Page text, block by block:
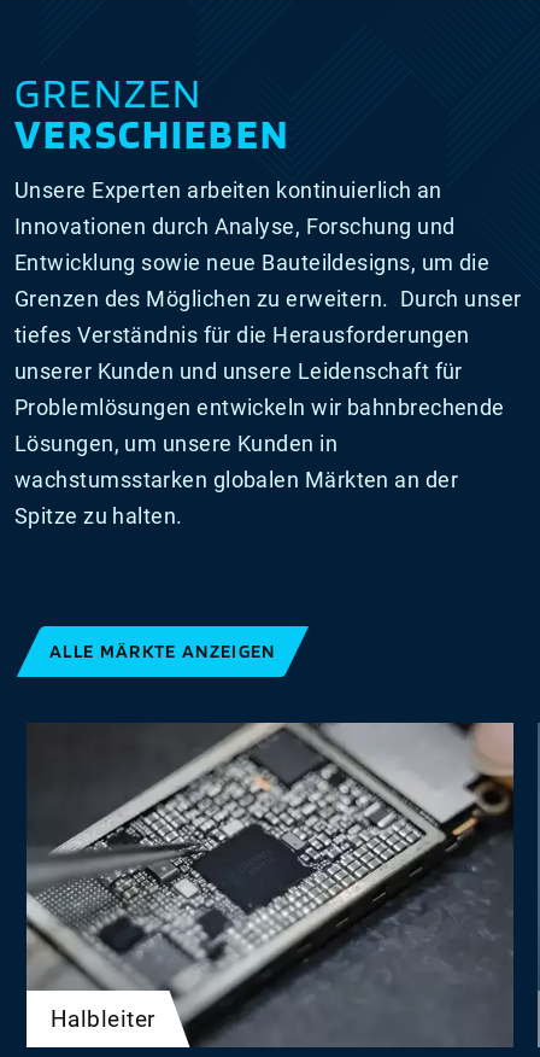
GRENZEN
VERSCHIEBEN
Unsere Experten arbeiten kontinuierlich an
Innovationen durch Analyse, Forschung und
Entwicklung sowie neue Bauteildesigns, um die
Grenzen des Möglichen zu erweitern. Durch unser
tiefes Verständnis für die Herausforderungen
unserer Kunden und unsere Leidenschaft für
Problemlösungen entwickeln wir bahnbrechende
Lösungen, um unsere Kunden in
wachstumsstarken globalen Märkten an der
Spitze zu halten.
ALLE MÄRKTE ANZEIGEN
Halbleiter